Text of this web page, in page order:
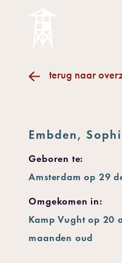
terug naar
Embden,
Geboren te:
Amsterdam op 29
Omgekomen in:
Kamp Vught op 20
maanden oud